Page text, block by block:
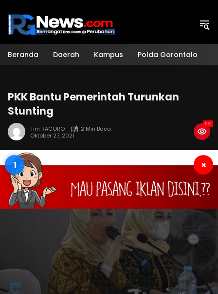
konten
Beranda Daerah Kampus Polda Gorontalo
PKK Bantu Pemerintah Turunkan
Stunting
Tim RAGORO
2 Min Baca
Oktober 27, 2021
551
1 ×